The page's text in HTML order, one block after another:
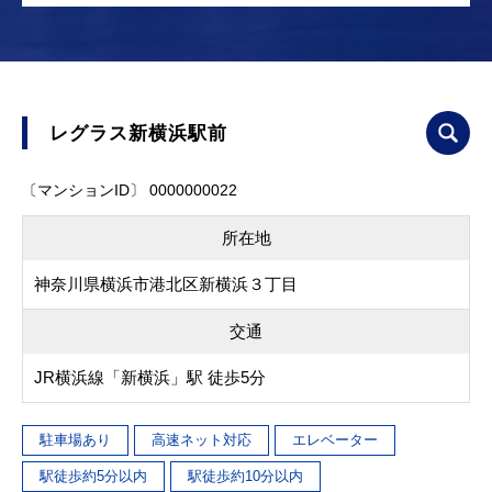
レグラス新横浜駅前
〔マンションID〕 0000000022
所在地
神奈川県横浜市港北区新横浜３丁目
交通
JR横浜線「新横浜」駅 徒歩5分
駐車場あり 高速ネット対応 エレベーター
駅徒歩約5分以内 駅徒歩約10分以内